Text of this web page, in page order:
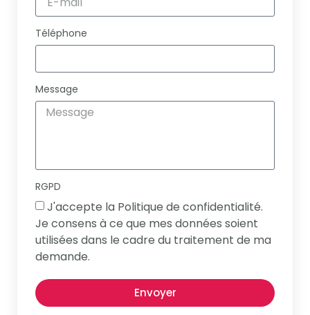
Téléphone
Message
RGPD
J'accepte la Politique de confidentialité.
Je consens à ce que mes données soient
utilisées dans le cadre du traitement de ma
demande.
Envoyer